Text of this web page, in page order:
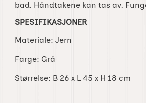
bad. Håndtakene kan tas av.
SPESIFIKASJONER
Materiale: Jern
Farge: Grå
Størrelse: B 26 x L 45 x H 18 cm